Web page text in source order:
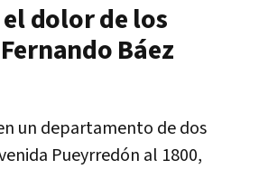
dolor de los
Báez
un departamento de dos
Pueyrredón al 1800,